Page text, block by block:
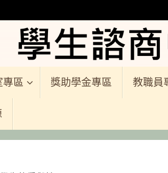
區 獎助學金專區 教職員